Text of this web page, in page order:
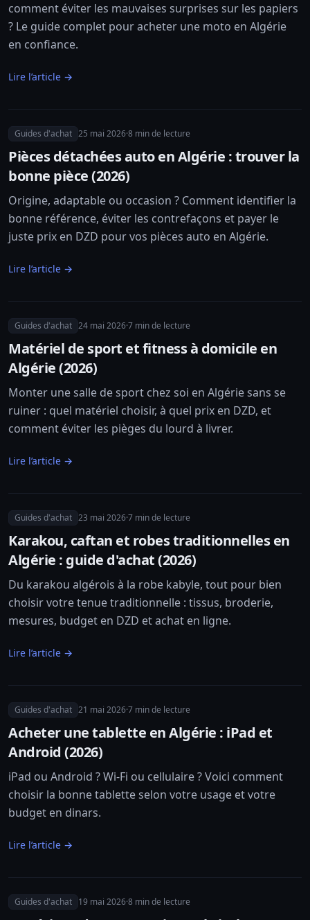
comment éviter les mauvaises surprises sur les papiers
? Le guide complet pour acheter une moto en Algérie
en confiance.
Lire l’article →
Guides d'achat 25 mai 2026·8 min de lecture
Pièces détachées auto en Algérie : trouver la
bonne pièce (2026)
Origine, adaptable ou occasion ? Comment identifier la
bonne référence, éviter les contrefaçons et payer le
juste prix en DZD pour vos pièces auto en Algérie.
Lire l’article →
Guides d'achat 24 mai 2026·7 min de lecture
Matériel de sport et fitness à domicile en
Algérie (2026)
Monter une salle de sport chez soi en Algérie sans se
ruiner : quel matériel choisir, à quel prix en DZD, et
comment éviter les pièges du lourd à livrer.
Lire l’article →
Guides d'achat 23 mai 2026·7 min de lecture
Karakou, caftan et robes traditionnelles en
Algérie : guide d'achat (2026)
Du karakou algérois à la robe kabyle, tout pour bien
choisir votre tenue traditionnelle : tissus, broderie,
mesures, budget en DZD et achat en ligne.
Lire l’article →
Guides d'achat 21 mai 2026·7 min de lecture
Acheter une tablette en Algérie : iPad et
Android (2026)
iPad ou Android ? Wi-Fi ou cellulaire ? Voici comment
choisir la bonne tablette selon votre usage et votre
budget en dinars.
Lire l’article →
Guides d'achat 19 mai 2026·8 min de lecture